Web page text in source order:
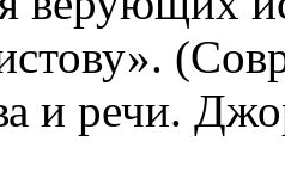
и речи.